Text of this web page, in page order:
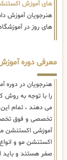
های آموزش
هنرجویان آموزش
های روز در
معرفی دوره
هنرجویان در دوره
را با توجه به
می دهند ، تمام
تخصصی و فوق
آموزشی اکستنشن
اکستنشن مو و
صفر هستند و باید